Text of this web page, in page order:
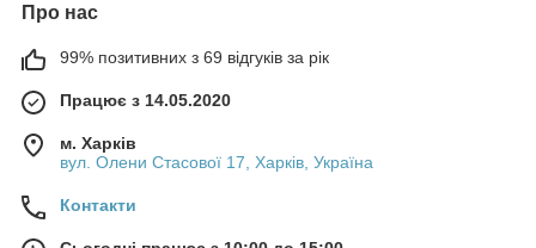
Про нас
99% позитивних з 69 відгуків за рік
Працює з 14.05.2020
м. Харків
вул. Олени Стасової 17, Харків, Україна
Контакти